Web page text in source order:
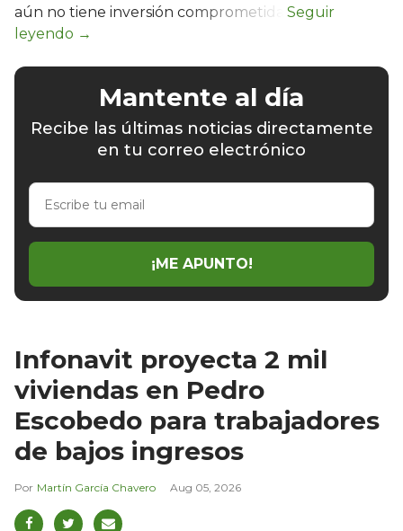
aún no tiene inversión comprometida.
Mantente al día
Recibe las últimas noticias directamente
en tu correo electrónico
Escribe
email
¡ME APUNTO!
Infonavit proyecta 2 mil
viviendas en Pedro
Escobedo para trabajadores
de bajos ingresos
Martín García Chavero Aug 05, 2026